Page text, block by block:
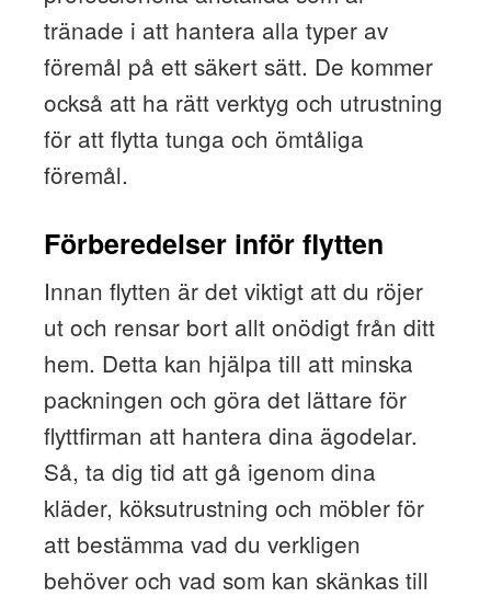
tränade i att hantera alla typer av
föremål på ett säkert sätt. De kommer
också att ha rätt verktyg och utrustning
för att flytta tunga och ömtåliga
föremål.
Förberedelser inför flytten
Innan flytten är det viktigt att du röjer
ut och rensar bort allt onödigt från ditt
hem. Detta kan hjälpa till att minska
packningen och göra det lättare för
flyttfirman att hantera dina ägodelar.
Så, ta dig tid att gå igenom dina
kläder, köksutrustning och möbler för
att bestämma vad du verkligen
behöver och vad som kan skänkas till